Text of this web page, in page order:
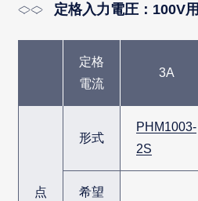
定格入力電圧：100V用
定格
電流
3A
点
形式
PHM1003-
2S
希望